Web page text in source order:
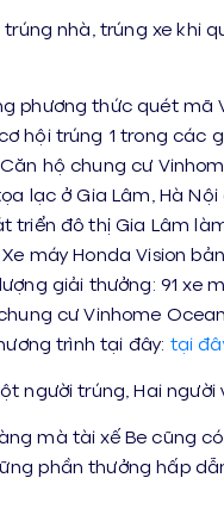
trúng nhà, trúng xe khi
phương thức quét mã
hội trúng 1 trong các
hộ chung cư
lạc ở Gia Lâm, Hà
triển đô thị Gia Lâm
máy Honda Vision
giải thưởng: 91 xe
cư Vinhome
trình tại đây: tại
người trúng, Hai người
mà tài xế Be cũng
phần thưởng hấp